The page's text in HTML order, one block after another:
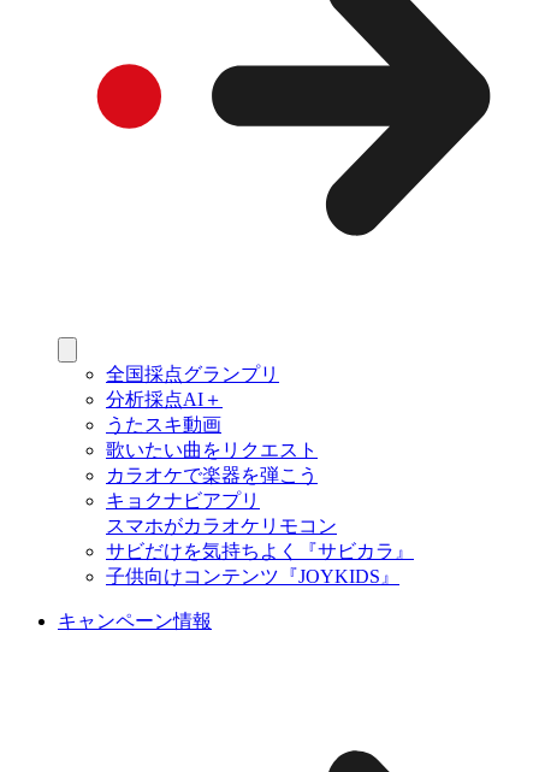
全国採点グランプリ
分析採点AI＋
うたスキ動画
歌いたい曲をリクエスト
カラオケで楽器を弾こう
キョクナビアプリ
スマホがカラオケリモコン
サビだけを気持ちよく『サビカラ』
子供向けコンテンツ『JOYKIDS』
キャンペーン情報